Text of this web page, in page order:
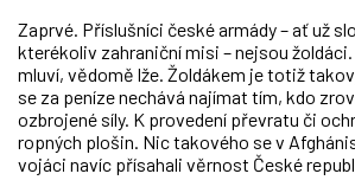
Zaprvé. Příslušníci české armády – ať už
kterékoliv zahraniční misi – nejsou
mluví, vědomě lže. Žoldákem je totiž
se za peníze nechává najímat tím, kdo
ozbrojené síly. K provedení převratu či
ropných plošin. Nic takového se v
vojáci navíc přísahali věrnost České